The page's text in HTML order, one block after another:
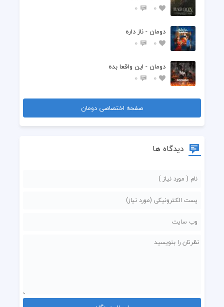
0
0
دومان - ناز داره
0
0
دومان - این واقعا بده
0
0
صفحه اختصاصی دومان
دیدگاه ها